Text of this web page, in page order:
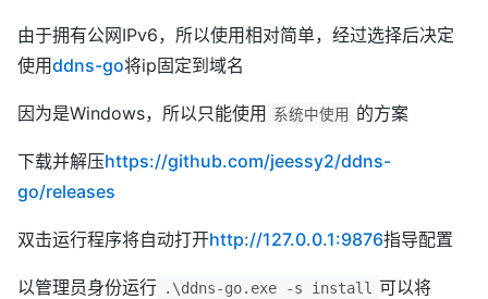
由于拥有公网IPv6，所以使用相对简单，经过选择后决定
使用ddns-go将ip固定到域名
因为是Windows，所以只能使用 系统中使用 的方案
下载并解压https://github.com/jeessy2/ddns-
go/releases
双击运行程序将自动打开http://127.0.0.1:9876指导配置
以管理员身份运行 .\ddns-go.exe -s install 可以将